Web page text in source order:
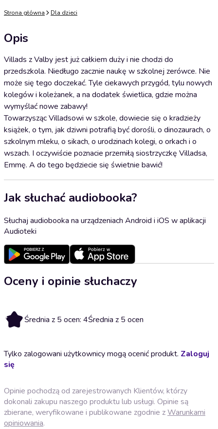
Strona główna Dla dzieci
Opis
Villads z Valby jest już całkiem duży i nie chodzi do
przedszkola. Niedługo zacznie naukę w szkolnej zerówce. Nie
może się tego doczekać. Tyle ciekawych przygód, tylu nowych
kolegów i koleżanek, a na dodatek świetlica, gdzie można
wymyślać nowe zabawy!
Towarzysząc Villadsowi w szkole, dowiecie się o kradzieży
książek, o tym, jak dziwni potrafią być dorośli, o dinozaurach, o
szkolnym mleku, o sikach, o urodzinach kolegi, o orkach i o
wszach. I oczywiście poznacie przemiłą siostrzyczkę Villadsa,
Emmę. A do tego będziecie się świetnie bawić!
Jak słuchać audiobooka?
Słuchaj audiobooka na urządzeniach Android i iOS w aplikacji
Audioteki
Oceny i opinie słuchaczy
4 Średnia z 5 ocen: 4Średnia z 5 ocen
Tylko zalogowani użytkownicy mogą ocenić produkt. Zaloguj
się
Opinie pochodzą od zarejestrowanych Klientów, którzy
dokonali zakupu naszego produktu lub usługi. Opinie są
zbierane, weryfikowane i publikowane zgodnie zWarunkami
opiniowania.